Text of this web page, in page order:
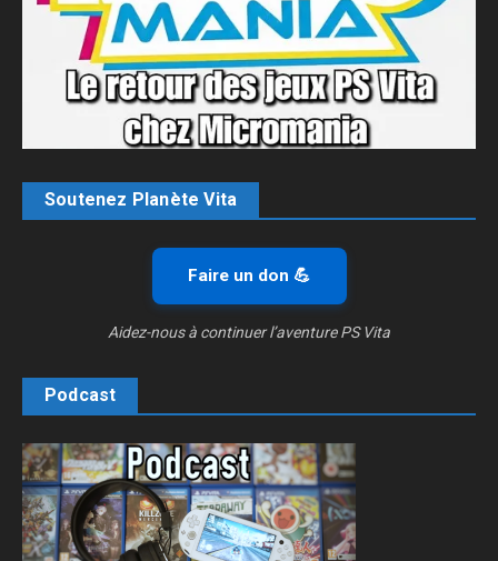
Soutenez Planète Vita
Faire un don 💪
Aidez-nous à continuer l’aventure PS Vita
Podcast